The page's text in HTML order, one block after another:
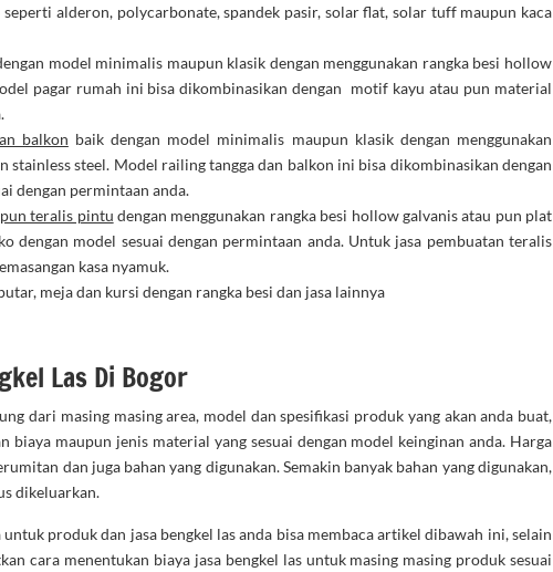
alderon, polycarbonate, spandek pasir, solar flat, solar tuff maupun kaca
model minimalis maupun klasik dengan menggunakan rangka besi hollow
pagar rumah ini bisa dikombinasikan dengan motif kayu atau pun material
balkon baik dengan model minimalis maupun klasik dengan menggunakan
stainless steel. Model railing tangga dan balkon ini bisa dikombinasikan dengan
dengan permintaan anda.
teralis pintu dengan menggunakan rangka besi hollow galvanis atau pun plat
dengan model sesuai dengan permintaan anda. Untuk jasa pembuatan teralis
kasa nyamuk.
meja dan kursi dengan rangka besi dan jasa lainnya
Las Di Bogor
dari masing masing area, model dan spesifikasi produk yang akan anda buat,
biaya maupun jenis material yang sesuai dengan model keinginan anda. Harga
dan juga bahan yang digunakan. Semakin banyak bahan yang digunakan,
dikeluarkan.
produk dan jasa bengkel las anda bisa membaca artikel dibawah ini, selain
cara menentukan biaya jasa bengkel las untuk masing masing produk sesuai